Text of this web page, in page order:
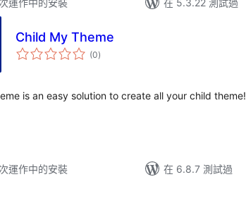
運作中的安裝
在 5.3.22 測試過
Child My Theme
(0總
評)
is an easy solution to create all your child theme!
運作中的安裝
在 6.8.7 測試過